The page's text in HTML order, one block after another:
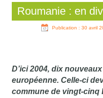
Roumanie : en
Publication : 30 avril
D’ici 2004, dix
européenne. Celle-ci
commune de vingt-cinq